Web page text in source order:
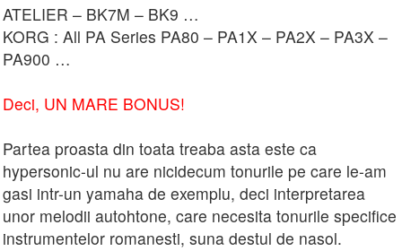
ATELIER – BK7M – BK9 …
KORG : All PA Series PA80 – PA1X – PA2X – PA3X –
PA900 …
Deci, UN MARE BONUS!
Partea proasta din toata treaba asta este ca
hypersonic-ul nu are nicidecum tonurile pe care le-am
gasi intr-un yamaha de exemplu, deci interpretarea
unor melodii autohtone, care necesita tonurile specifice
instrumentelor romanesti, suna destul de nasol.